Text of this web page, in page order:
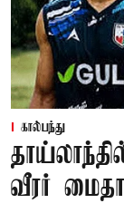
கால்பந்து
வீரர்